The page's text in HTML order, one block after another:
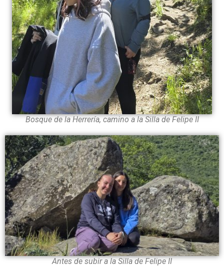
Bosque de la Herrería, camino a la Silla de Felipe II
Antes de subir a la Silla de Felipe II